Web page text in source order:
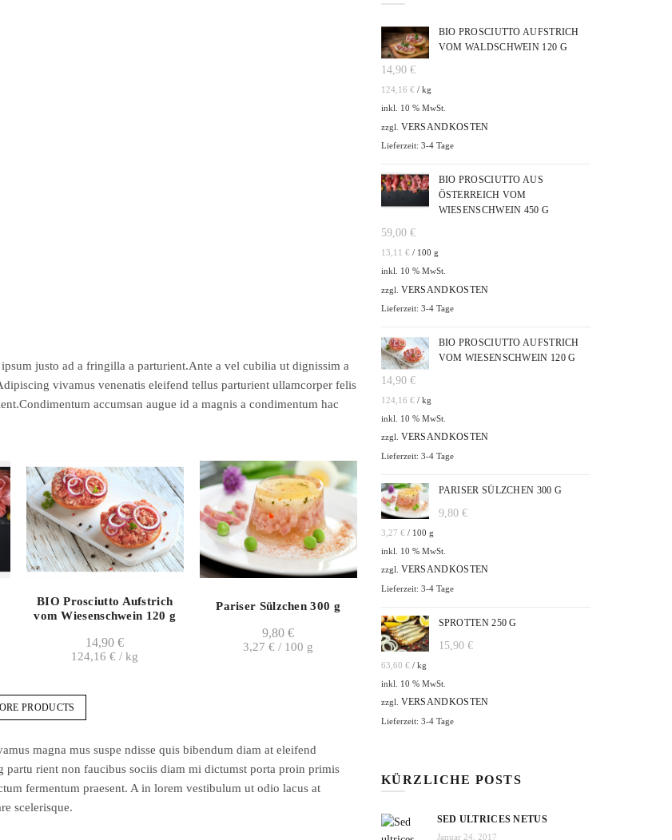
justo ad a fringilla a parturient.Ante a vel cubilia ut dignissim a
vivamus venenatis eleifend tellus parturient ullamcorper felis
accumsan augue id a magnis a condimentum hac
BIO Prosciutto Aufstrich
vom Wiesenschwein 120 g
14,90€
124,16€ /kg
Pariser Sülzchen 300 g
9,80€
3,27€ / 100 g 63,60€/kg
PRODUCTS
magna mus suspe ndisse quis bibendum diam at eleifend
rient non faucibus sociis diam mi dictumst porta proin primis
fermentum praesent. A in lorem vestibulum ut odio lacus at
scelerisque.
BIO PROSCIUTTO AUFSTRICH
VOM WALDSCHWEIN 120 G
14,90 €
124,16 €/ kg
inkl. 10 % MwSt.
zzgl. VERSANDKOSTEN
Lieferzeit: 3-4 Tage
BIO PROSCIUTTO AUS
ÖSTERREICH VOM
WIESENSCHWEIN 450 G
59,00 €
13,11 €/ 100 g
inkl. 10 % MwSt.
zzgl. VERSANDKOSTEN
Lieferzeit: 3-4 Tage
BIO PROSCIUTTO AUFSTRICH
VOM WIESENSCHWEIN 120 G
14,90 €
124,16 €/ kg
inkl. 10 % MwSt.
zzgl. VERSANDKOSTEN
Lieferzeit: 3-4 Tage
PARISER SÜLZCHEN 300 G
9,80 €
3,27 €/ 100 g
inkl. 10 % MwSt.
zzgl. VERSANDKOSTEN
Lieferzeit: 3-4 Tage
SPROTTEN 250 G
15,90 €
63,60 €/ kg
inkl. 10 % MwSt.
zzgl. VERSANDKOSTEN
Lieferzeit: 3-4 Tage
KÜRZLICHE POSTS
SED ULTRICES NETUS
Januar 24, 2017